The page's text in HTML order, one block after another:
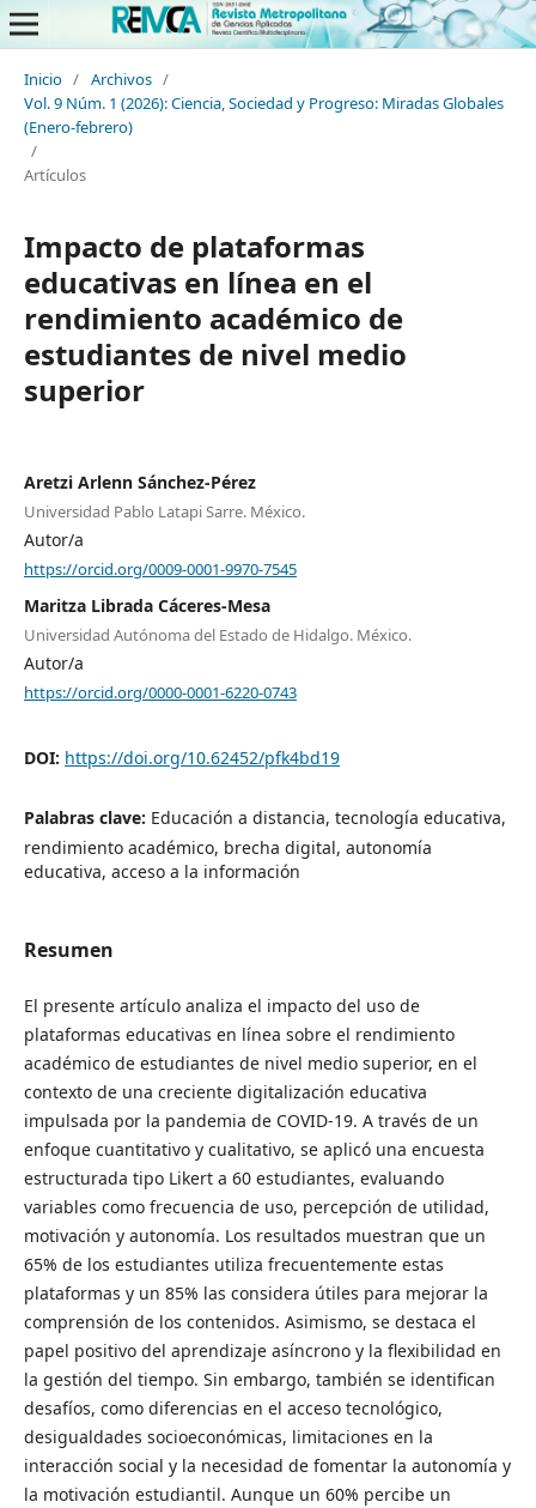
Inicio / Archivos /
Vol. 9 Núm. 1 (2026): Ciencia, Sociedad y Progreso: Miradas Globales
(Enero-febrero)
/
Artículos
Impacto de plataformas
educativas en línea en el
rendimiento académico de
estudiantes de nivel medio
superior
Aretzi Arlenn Sánchez-Pérez
Universidad Pablo Latapi Sarre. México.
Autor/a
https://orcid.org/0009-0001-9970-7545
Maritza Librada Cáceres-Mesa
Universidad Autónoma del Estado de Hidalgo. México.
Autor/a
https://orcid.org/0000-0001-6220-0743
DOI: https://doi.org/10.62452/pfk4bd19
Palabras clave: Educación a distancia, tecnología educativa,
rendimiento académico, brecha digital, autonomía
educativa, acceso a la información
Resumen
El presente artículo analiza el impacto del uso de
plataformas educativas en línea sobre el rendimiento
académico de estudiantes de nivel medio superior, en el
contexto de una creciente digitalización educativa
impulsada por la pandemia de COVID-19. A través de un
enfoque cuantitativo y cualitativo, se aplicó una encuesta
estructurada tipo Likert a 60 estudiantes, evaluando
variables como frecuencia de uso, percepción de utilidad,
motivación y autonomía. Los resultados muestran que un
65% de los estudiantes utiliza frecuentemente estas
plataformas y un 85% las considera útiles para mejorar la
comprensión de los contenidos. Asimismo, se destaca el
papel positivo del aprendizaje asíncrono y la flexibilidad en
la gestión del tiempo. Sin embargo, también se identifican
desafíos, como diferencias en el acceso tecnológico,
desigualdades socioeconómicas, limitaciones en la
interacción social y la necesidad de fomentar la autonomía y
la motivación estudiantil. Aunque un 60% percibe un